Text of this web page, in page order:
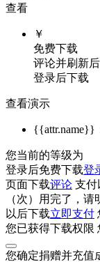
查看
￥
免费下载
评论并刷新
登录后下载
查看演示
{{attr.name}}
您当前的等级为
登录后免费下载登
页面下载评论 支付
（次）用完了，请
以后下载立即支付
您已获得下载权限
您确定捐赠并充值